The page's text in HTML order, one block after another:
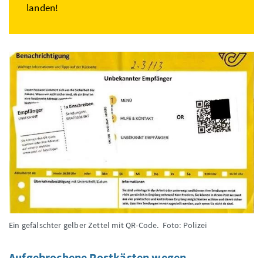
landen!
Ein gefälschter gelber Zettel mit QR-Code. Foto: Polizei